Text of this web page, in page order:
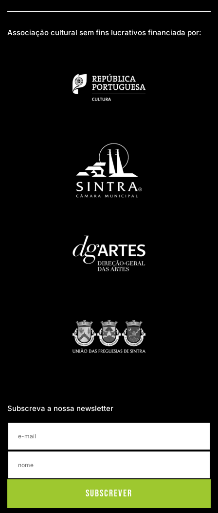
Associação cultural sem fins lucrativos financiada por:
Subscreva a nossa newsletter
Subscrever